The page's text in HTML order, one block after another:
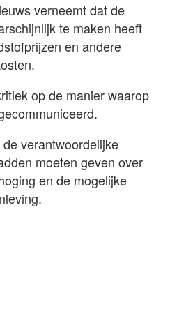
verneemt dat de
te maken heeft
en andere
op de manier waarop
verantwoordelijke
moeten geven over
en de mogelijke